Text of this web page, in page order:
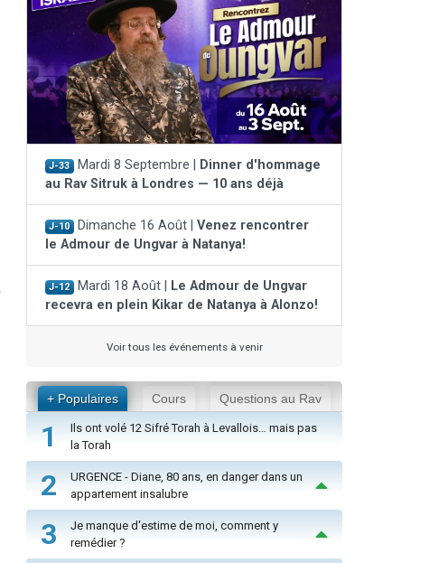
J-33 Mardi 8 Septembre |
Dinner d'hommage
au Rav Sitruk à Londres — 10 ans déjà
J-10 Dimanche 16 Août | Venez rencontrer
le Admour de Ungvar à Natanya!
J-12 Mardi 18 Août |
Le Admour de Ungvar
recevra en plein Kikar de Natanya à Alonzo!
Voir tous les événements à venir
+ Populaires Cours Questions au Rav
1
Ils ont volé 12 Sifré Torah à Levallois… mais pas
la Torah
2
URGENCE - Diane, 80 ans, en danger dans un
appartement insalubre
3
Je manque d'estime de moi, comment y
remédier ?